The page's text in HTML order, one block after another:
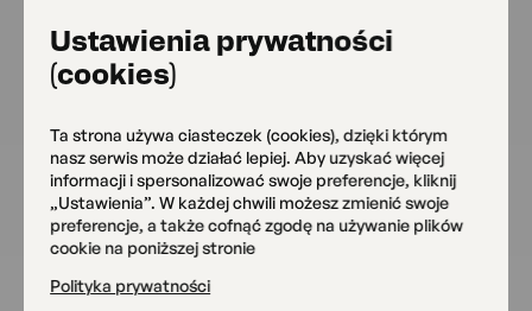
Ustawienia prywatności
(cookies)
Ta strona używa ciasteczek (cookies), dzięki którym
nasz serwis może działać lepiej. Aby uzyskać więcej
informacji i spersonalizować swoje preferencje, kliknij
„Ustawienia”. W każdej chwili możesz zmienić swoje
preferencje, a także cofnąć zgodę na używanie plików
cookie na poniższej stronie
Polityka prywatności
Siedziba główna
OKO
wtorek|17:00
Breakdancewtorek 17:00
Zapisz się od 190.00 zł